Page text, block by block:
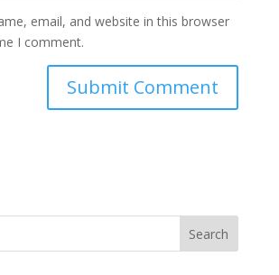
email, and website in this browser
I comment.